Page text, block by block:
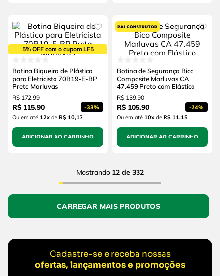
5% OFF com o cupom LF5
Botina Biqueira de Plástico
para Eletricista 70B19-E-BP
Preta Marluvas
R$ 172,99
R$ 115,90 -33%
Ou em até 12xde R$ 10,17
ADICIONAR AO CARRINHO
Botina de Segurança Bico
Composite Marluvas CA
47.459 Preto com Elástico
R$ 139,90
R$ 105,90 -24%
Ou em até 10xde R$ 11,15
ADICIONAR AO CARRINHO
Mostrando 12 de 332
Cadastre-se e receba nossas
ofertas, lançamentos e promoções